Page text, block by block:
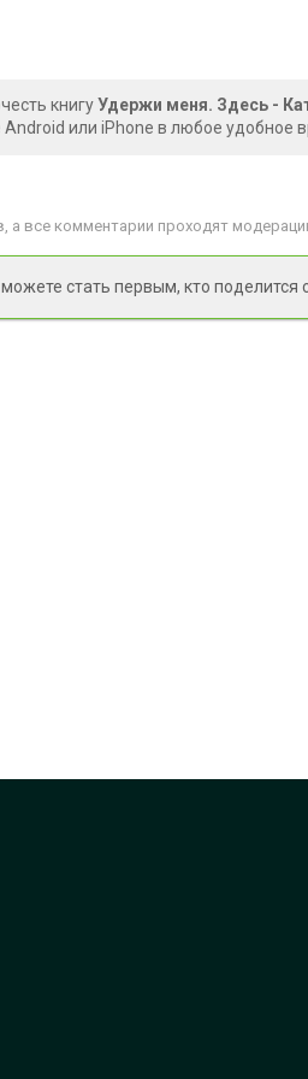
книгуУдержи меня. Здесь -
или iPhone в любое удобное
все комментарии проходят
стать первым, кто поделится